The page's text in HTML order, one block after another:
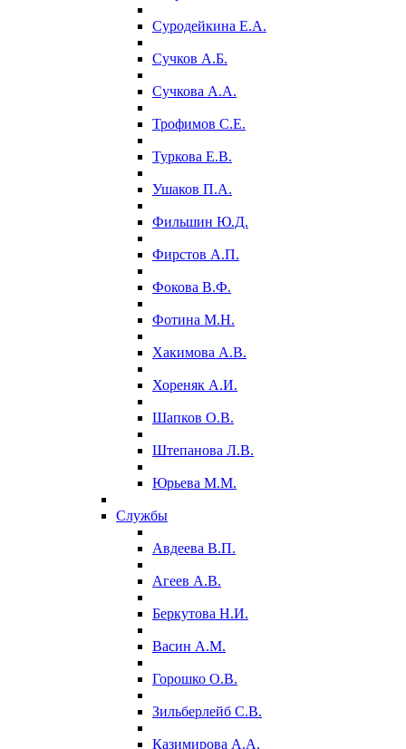
Суродейкина Е.А.
Сучков А.Б.
Сучкова А.А.
Трофимов С.Е.
Туркова Е.В.
Ушаков П.А.
Фильшин Ю.Д.
Фирстов А.П.
Фокова В.Ф.
Фотина М.Н.
Хакимова А.В.
Хореняк А.И.
Шапков О.В.
Штепанова Л.В.
Юрьева М.М.
Службы
Авдеева В.П.
Агеев А.В.
Беркутова Н.И.
Васин А.М.
Горошко О.В.
Зильберлейб С.В.
Казимирова А.А.